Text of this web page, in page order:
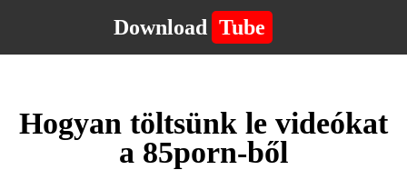
Download Tube
Hogyan töltsünk le videókat
a 85porn-ből